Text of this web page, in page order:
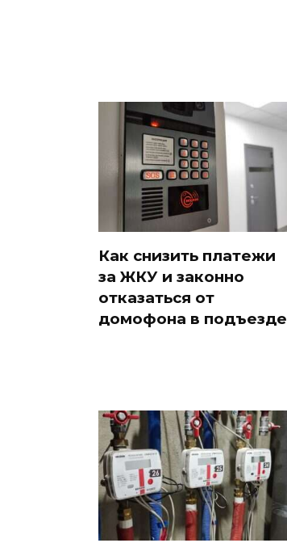
Как снизить платежи
за ЖКУ и законно
отказаться от
домофона в подъезде